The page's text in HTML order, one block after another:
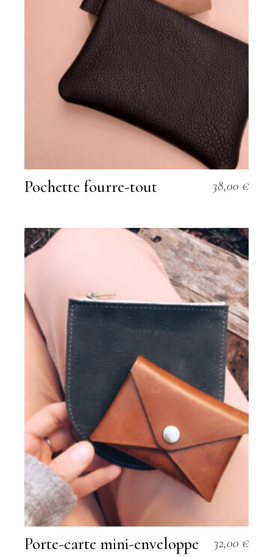
Pochette fourre-tout 38,00 €
Porte-carte mini-enveloppe 32,00 €